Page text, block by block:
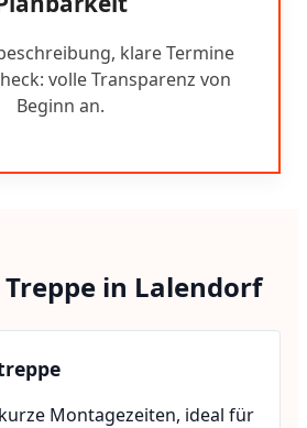
klare Termine
volle Transparenz von
Beginn an.
Treppe in Lalendorf
Montagezeiten, ideal für